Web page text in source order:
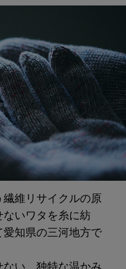
維リサイクルの原
いワタを糸に紡
愛知県の三河地方で